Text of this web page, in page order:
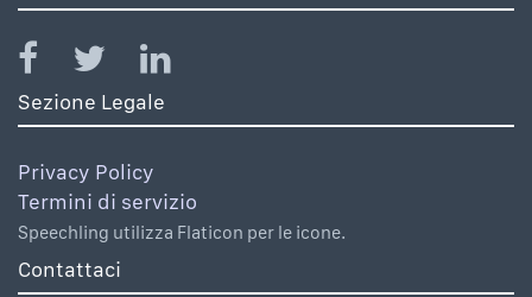
Sezione Legale
Privacy Policy
Termini di servizio
Speechling utilizza Flaticon per le icone.
Contattaci